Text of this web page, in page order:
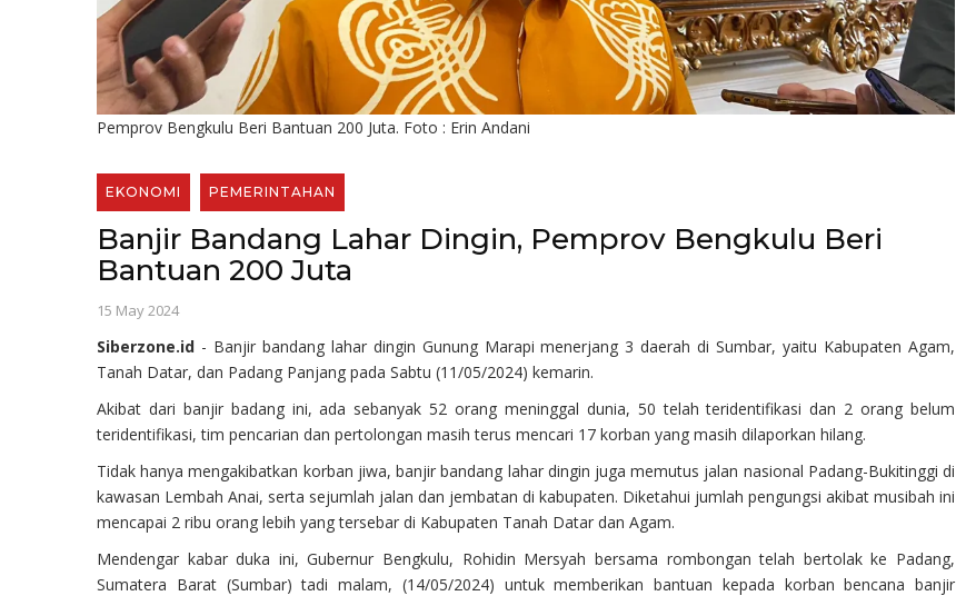
Pemprov Bengkulu Beri Bantuan 200 Juta. Foto : Erin Andani
EKONOMI PEMERINTAHAN
Banjir Bandang Lahar Dingin, Pemprov Bengkulu Beri
Bantuan 200 Juta
15 May 2024
Siberzone.id - Banjir bandang lahar dingin Gunung Marapi menerjang 3 daerah di Sumbar, yaitu Kabupaten Agam,
Tanah Datar, dan Padang Panjang pada Sabtu (11/05/2024) kemarin.
Akibat dari banjir badang ini, ada sebanyak 52 orang meninggal dunia, 50 telah teridentifikasi dan 2 orang belum
teridentifikasi, tim pencarian dan pertolongan masih terus mencari 17 korban yang masih dilaporkan hilang.
Tidak hanya mengakibatkan korban jiwa, banjir bandang lahar dingin juga memutus jalan nasional Padang-Bukitinggi di
kawasan Lembah Anai, serta sejumlah jalan dan jembatan di kabupaten. Diketahui jumlah pengungsi akibat musibah ini
mencapai 2 ribu orang lebih yang tersebar di Kabupaten Tanah Datar dan Agam.
Mendengar kabar duka ini, Gubernur Bengkulu, Rohidin Mersyah bersama rombongan telah bertolak ke Padang,
Sumatera Barat (Sumbar) tadi malam, (14/05/2024) untuk memberikan bantuan kepada korban bencana banjir